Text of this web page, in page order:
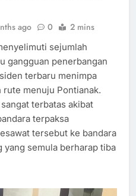
ago 0 2 mins
sejumlah
gangguan penerbangan
terbaru menimpa
menuju Pontianak.
terbatas akibat
terpaksa
tersebut ke bandara
yang semula berharap tiba